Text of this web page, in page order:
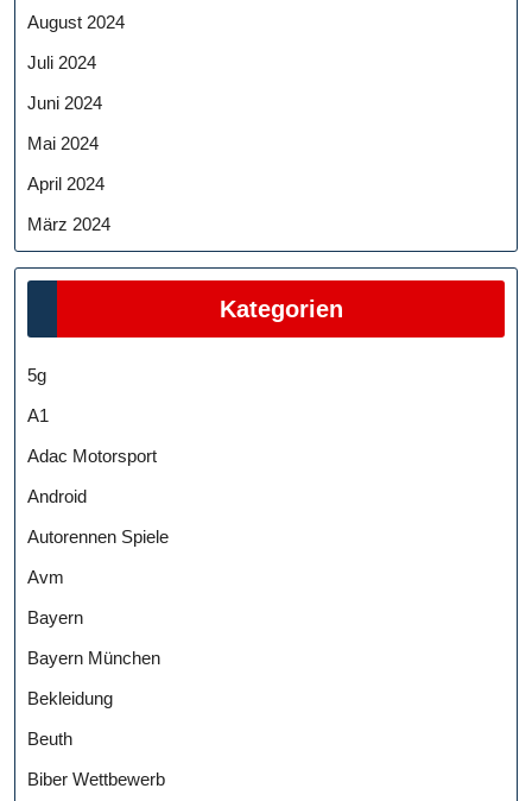
August 2024
Juli 2024
Juni 2024
Mai 2024
April 2024
März 2024
Kategorien
5g
A1
Adac Motorsport
Android
Autorennen Spiele
Avm
Bayern
Bayern München
Bekleidung
Beuth
Biber Wettbewerb